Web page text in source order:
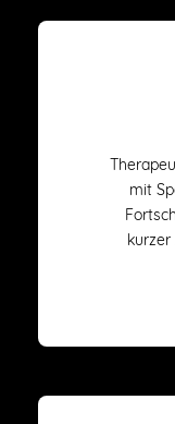
mit